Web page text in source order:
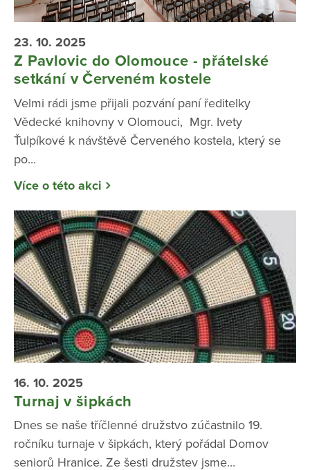
23. 10. 2025
Z Pavlovic do Olomouce - přátelské
setkání v Červeném kostele
Velmi rádi jsme přijali pozvání paní ředitelky
Vědecké knihovny v Olomouci, Mgr. Ivety
Ťulpíkové k návštěvě Červeného kostela, který se
po...
Více o této akci
16. 10. 2025
Turnaj v šipkách
Dnes se naše tříčlenné družstvo zúčastnilo 19.
ročníku turnaje v šipkách, který pořádal Domov
seniorů Hranice. Ze šesti družstev jsme...